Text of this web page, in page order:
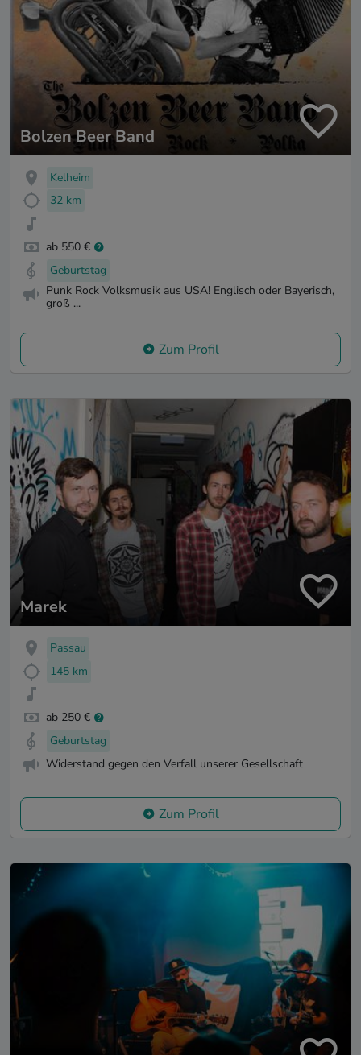
Bolzen Beer Band
Kelheim
32 km
ab 550 €
Geburtstag
Punk Rock Volksmusik aus USA! Englisch oder Bayerisch,
groß ...
Zum Profil
Marek
Passau
145 km
ab 250 €
Geburtstag
Widerstand gegen den Verfall unserer Gesellschaft
Zum Profil